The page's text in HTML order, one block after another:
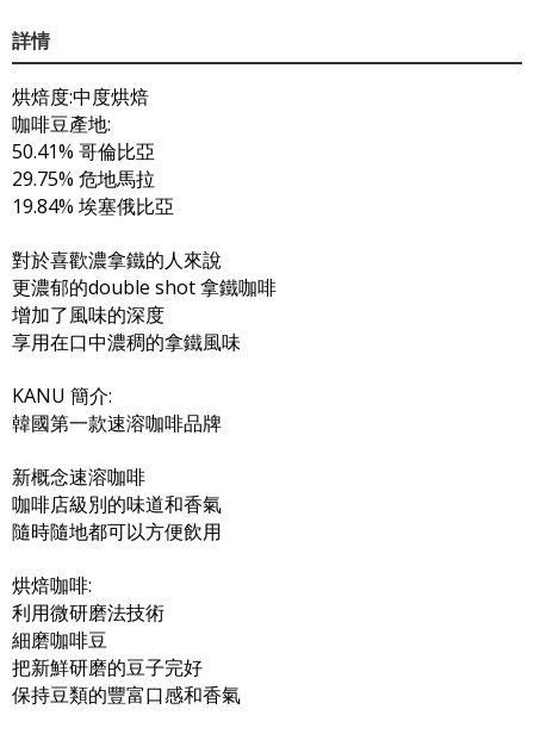
詳情
烘焙度:中度烘焙
咖啡豆產地:
50.41% 哥倫比亞
29.75% 危地馬拉
19.84% 埃塞俄比亞
對於喜歡濃拿鐵的人來說
更濃郁的double shot 拿鐵咖啡
增加了風味的深度
享用在口中濃稠的拿鐵風味
KANU 簡介:
韓國第一款速溶咖啡品牌
新概念速溶咖啡
咖啡店級別的味道和香氣
隨時隨地都可以方便飲用
烘焙咖啡:
利用微研磨法技術
細磨咖啡豆
把新鮮研磨的豆子完好
保持豆類的豐富口感和香氣